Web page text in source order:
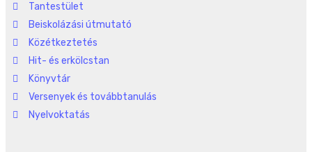
Tantestület
Beiskolázási útmutató
Közétkeztetés
Hit- és erkölcstan
Könyvtár
Versenyek és továbbtanulás
Nyelvoktatás